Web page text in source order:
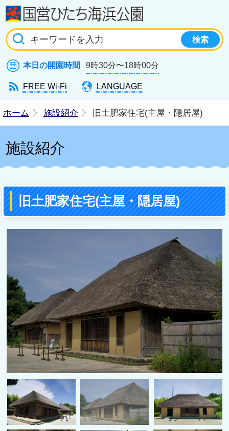
本日の開園時間 9時30分〜18時00分
FREE Wi-Fi LANGUAGE
ホーム 施設紹介 旧土肥家住宅(主屋・隠居屋)
施設紹介
旧土肥家住宅(主屋・隠居屋)